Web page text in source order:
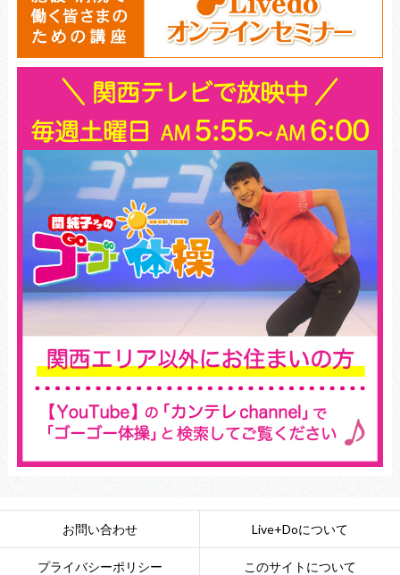
お問い合わせ Live+Doについて
プライバシーポリシー このサイトについて